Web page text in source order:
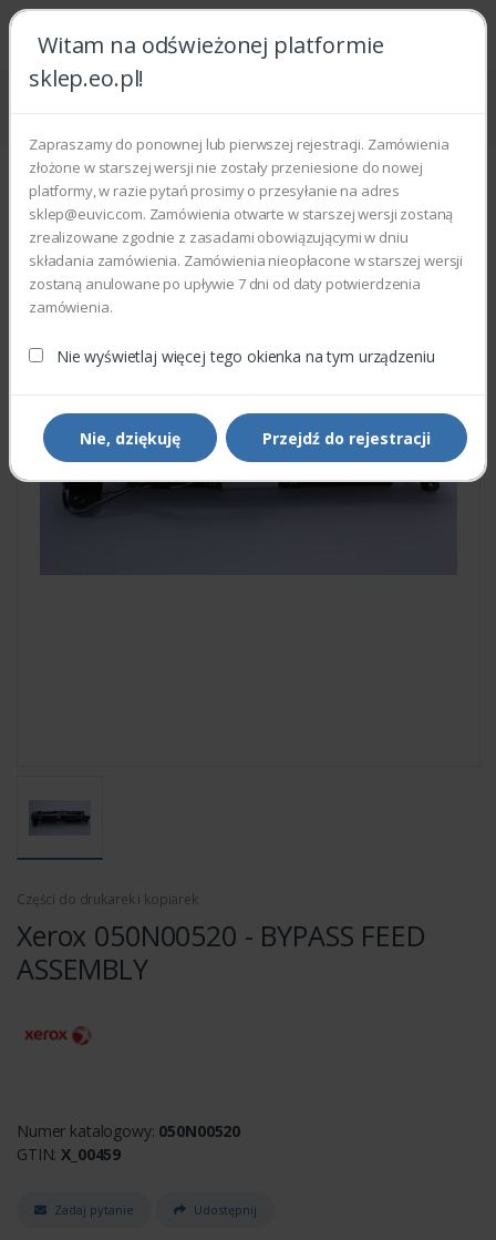
Witam na odświeżonej platformie
sklep.eo.pl!
Zapraszamy do ponownej lub pierwszej rejestracji. Zamówienia
złożone w starszej wersji nie zostały przeniesione do nowej
platformy, w razie pytań prosimy o przesyłanie na adres
sklep@euvic.com. Zamówienia otwarte w starszej wersji zostaną
zrealizowane zgodnie z zasadami obowiązującymi w dniu
składania zamówienia. Zamówienia nieopłacone w starszej wersji
zostaną anulowane po upływie 7 dni od daty potwierdzenia
zamówienia.
Nie wyświetlaj więcej tego okienka na tym urządzeniu
Nie, dziękuję Przejdź do rejestracji
Strona główna Części zamienne
Części do drukarek i kopiarek
Xerox 050N00520 - BYPASS FEED
ASSEMBLY
Numer katalogowy: 050N00520
GTIN:X_00459
Zadaj pytanie Udostępnij